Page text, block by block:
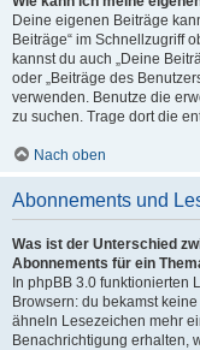
Deine eigenen Beiträge
Beiträge“ im Schnellzugriff
kannst du auch „Deine
oder „Beiträge des
verwenden. Benutze die
zu suchen. Trage dort die
Nach oben
Abonnements und
Was ist der Unterschied
Abonnements für ein
In phpBB 3.0 funktionierten
Browsern: du bekamst
ähneln Lesezeichen mehr
Benachrichtigung erhalten,